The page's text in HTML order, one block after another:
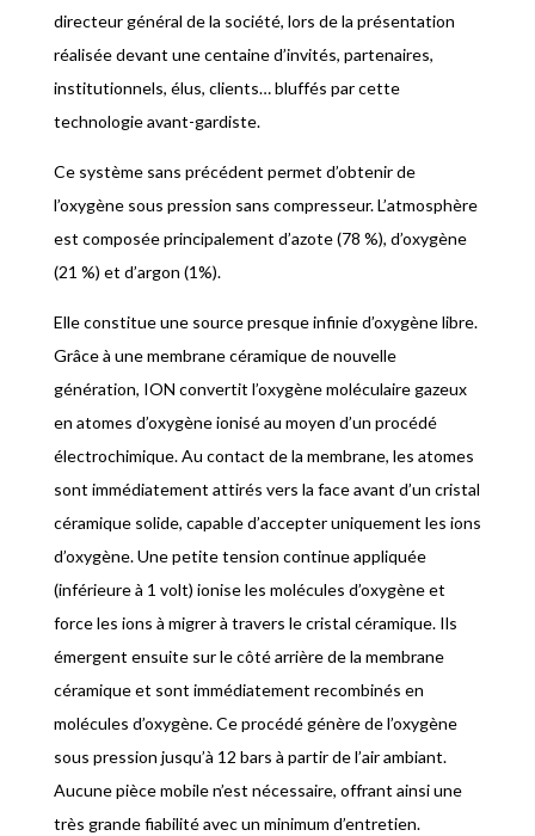
directeur général de la société, lors de la présentation
réalisée devant une centaine d’invités, partenaires,
institutionnels, élus, clients… bluffés par cette
technologie avant-gardiste.
Ce système sans précédent permet d’obtenir de
l’oxygène sous pression sans compresseur. L’atmosphère
est composée principalement d’azote (78 %), d’oxygène
(21 %) et d’argon (1%).
Elle constitue une source presque infinie d’oxygène libre.
Grâce à une membrane céramique de nouvelle
génération, ION convertit l’oxygène moléculaire gazeux
en atomes d’oxygène ionisé au moyen d’un procédé
électrochimique. Au contact de la membrane, les atomes
sont immédiatement attirés vers la face avant d’un cristal
céramique solide, capable d’accepter uniquement les ions
d’oxygène. Une petite tension continue appliquée
(inférieure à 1 volt) ionise les molécules d’oxygène et
force les ions à migrer à travers le cristal céramique. Ils
émergent ensuite sur le côté arrière de la membrane
céramique et sont immédiatement recombinés en
molécules d’oxygène. Ce procédé génère de l’oxygène
sous pression jusqu’à 12 bars à partir de l’air ambiant.
Aucune pièce mobile n’est nécessaire, offrant ainsi une
très grande fiabilité avec un minimum d’entretien.